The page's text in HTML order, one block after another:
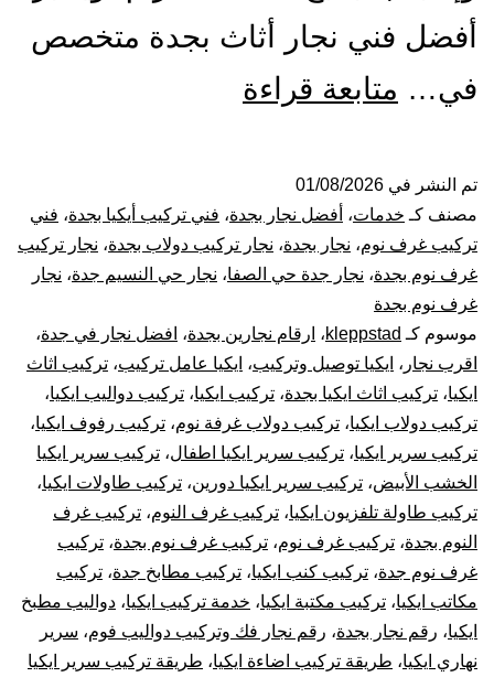
أفضل فني نجار أثاث بجدة متخصص
في… متابعة قراءة
|
فك
وتركيب
غرف
دولاب
قطع
أثاث
أيكيا
تم النشر في 01/08/2026
مصنف كـ خدمات، أفضل نجار بجدة، فني تركيب أيكيا بجدة، فني
تركيب غرف نوم، نجار بجدة، نجار تركيب دولاب بجدة، نجار تركيب
غرف نوم بجدة، نجار جدة حي الصفا، نجار حي النسيم جدة، نجار
غرف نوم بجدة
موسوم كـ kleppstad، ارقام نجارين بجدة، افضل نجار في جدة،
اقرب نجار ، ايكيا توصيل وتركيب، ايكيا عامل تركيب، تركيب اثاث
ايكيا، تركيب اثاث ايكيا بجدة، تركيب ايكيا، تركيب دواليب ايكيا،
تركيب دولاب ايكيا، تركيب دولاب غرفة نوم، تركيب رفوف ايكيا،
تركيب سرير ايكيا، تركيب سرير ايكيا اطفال، تركيب سرير ايكيا
الخشب الأبيض، تركيب سرير ايكيا دورين، تركيب طاولات ايكيا،
تركيب طاولة تلفزيون ايكيا، تركيب غرف النوم، تركيب غرف
النوم بجدة، تركيب غرف نوم، تركيب غرف نوم بجدة، تركيب
غرف نوم جدة، تركيب كنب ايكيا، تركيب مطابخ جدة، تركيب
مكاتب ايكيا، تركيب مكتبة ايكيا، خدمة تركيب ايكيا، دواليب مطبخ
ايكيا، رقم نجار بجدة، رقم نجار فك وتركيب دواليب فوم، سرير
نهاري ايكيا، طريقة تركيب اضاءة ايكيا، طريقة تركيب سرير ايكيا